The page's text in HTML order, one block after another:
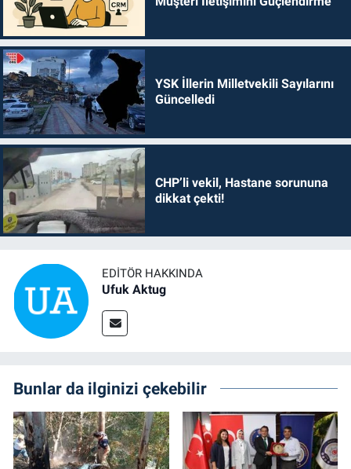
YSK İllerin Milletvekili Sayılarını
Güncelledi
CHP’li vekil, Hastane sorununa
dikkat çekti!
EDITÖR HAKKINDA
Ufuk Aktug
Bunlar da ilginizi çekebilir